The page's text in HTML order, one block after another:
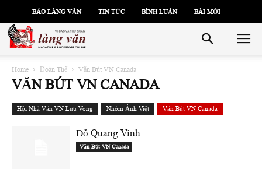
BÁO LÀNG VĂN TIN TỨC BÌNH LUẬN BÀI MỚI
Home Đoàn Thể Văn Bút VN Canada
VĂN BÚT VN CANADA
Hội Nhà Văn VN Lưu Vong Nhóm Ảnh Việt Văn Bút VN Canada
Đỗ Quang Vinh
Văn Bút VN Canada